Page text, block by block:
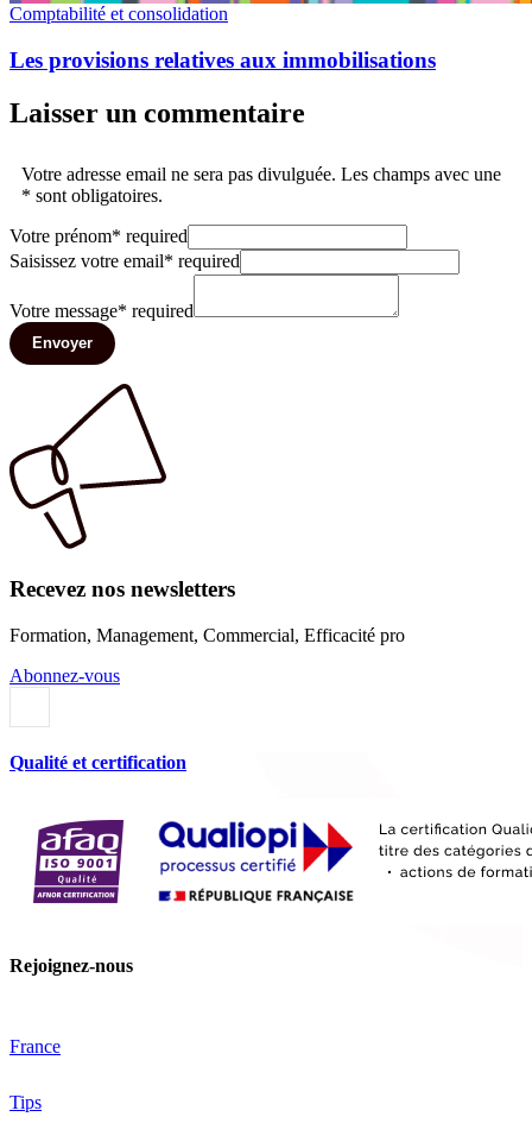
Comptabilité et consolidation
Les provisions relatives aux immobilisations
Laisser un commentaire
Votre adresse email ne sera pas divulguée. Les champs avec une
* sont obligatoires.
Votre prénom* required
Saisissez votre email* required
Votre message* required
Envoyer
Recevez nos newsletters
Formation, Management, Commercial, Efficacité pro
Abonnez-vous
Qualité et certification
Rejoignez-nous
France
Tips